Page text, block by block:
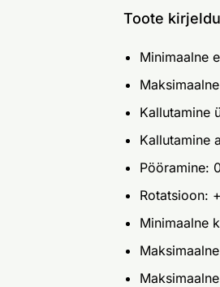
Toote
Minimaalne
Kallutamine
Kallutamine
Pööramine:
Rotatsioon:
Minimaalne